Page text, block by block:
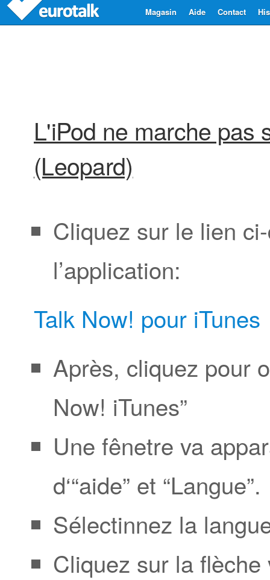
Contact
Aide
Magasin
L'iPod ne marche pas
(Leopard)
Cliquez sur le lien
l’application:
Talk Now! pour iTunes
Après, cliquez pour
Now! iTunes”
Une fênetre va
d‘“aide” et “Langue”.
Sélectinnez la
Cliquez sur la